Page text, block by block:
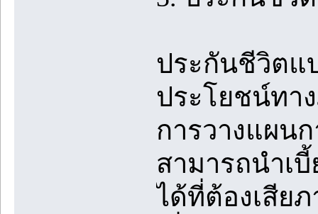
ประกันชีวิตแ
ประโยชน์ทา
การวางแผน
สามารถนำเ
ได้ที่ต้องเสียภ